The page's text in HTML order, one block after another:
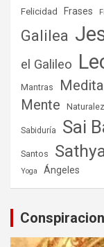
Felicidad Frases
Galilea
el Galileo
Mantras
Mente
Sabiduría Sai
Santos
Yoga Ángeles